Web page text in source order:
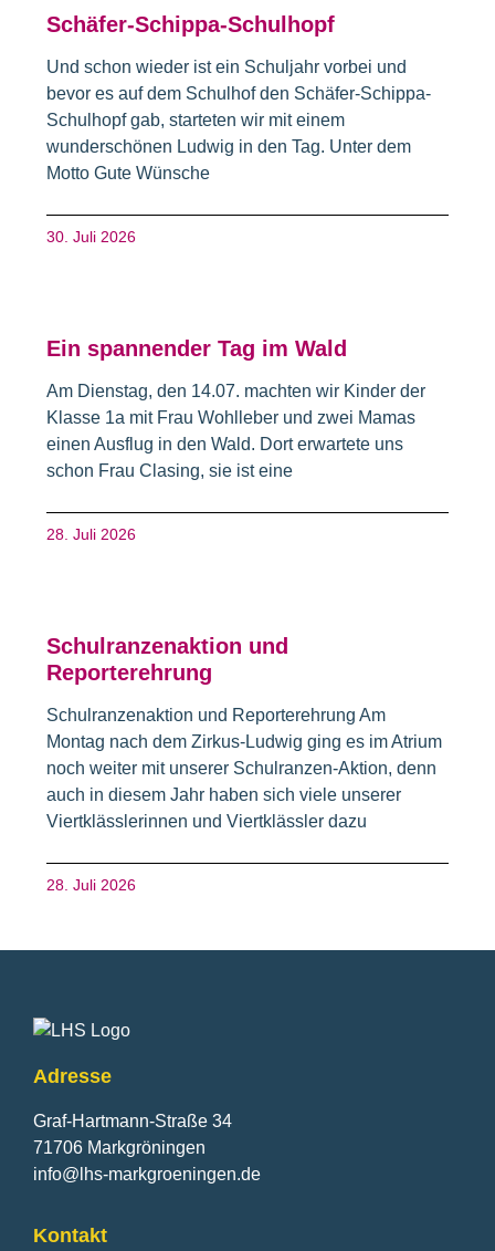
Schäfer-Schippa-Schulhopf
Und schon wieder ist ein Schuljahr vorbei und
bevor es auf dem Schulhof den Schäfer-Schippa-
Schulhopf gab, starteten wir mit einem
wunderschönen Ludwig in den Tag. Unter dem
Motto Gute Wünsche
30. Juli 2026
Ein spannender Tag im Wald
Am Dienstag, den 14.07. machten wir Kinder der
Klasse 1a mit Frau Wohlleber und zwei Mamas
einen Ausflug in den Wald. Dort erwartete uns
schon Frau Clasing, sie ist eine
28. Juli 2026
Schulranzenaktion und
Reporterehrung
Schulranzenaktion und Reporterehrung Am
Montag nach dem Zirkus-Ludwig ging es im Atrium
noch weiter mit unserer Schulranzen-Aktion, denn
auch in diesem Jahr haben sich viele unserer
Viertklässlerinnen und Viertklässler dazu
28. Juli 2026
Fusszeile
Adresse
Graf-Hartmann-Straße 34
71706 Markgröningen
info@lhs-markgroeningen.de
Kontakt